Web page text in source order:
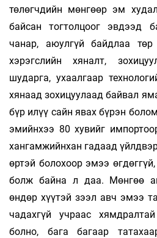
төлөгчдийн мөнгөөр эм
байсан тогтолцоог эвдээд
чанар, аюулгүй байдлаа
хэрэгслийн хяналт,
шударга, ухаалгаар
хянаад зохицуулаад байвал
бүр илүү сайн явах бүрэн
эмийнхээ 80 хувийг
хангамжийнхан гадаад
өртэй болохоор эмээ
болж байна л даа. Мөнгөө
өндөр хүүтэй зээл авч эмээ
чадахгүй учраас
болно, бага багаар